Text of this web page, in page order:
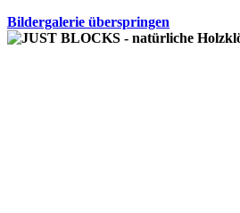
Bildergalerie überspringen